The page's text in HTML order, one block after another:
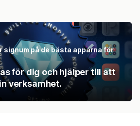
signum på de bästa apparna för
för dig och hjälper till att
verksamhet.